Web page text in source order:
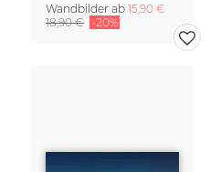
Wandbilder ab 15,90 €
18,90 € -20%